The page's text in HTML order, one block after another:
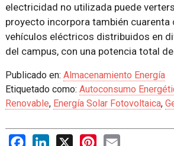
electricidad no utilizada puede
proyecto incorpora también cuarenta
vehículos eléctricos distribuidos en
del campus, con una potencia total
Publicado en: Almacenamiento Energía
Etiquetado como: Autoconsumo
Renovable, Energía Solar Fotovoltaica,
FacebookLinkedIn
X PinterestEmail